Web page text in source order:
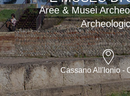
Aree & Musei
Cassano All'Ionio -